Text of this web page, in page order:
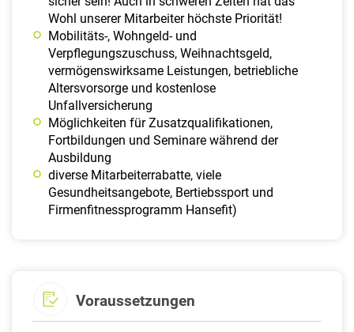
Wohl unserer Mitarbeiter höchste Priorität!
Mobilitäts-, Wohngeld- und
Verpflegungszuschuss, Weihnachtsgeld,
vermögenswirksame Leistungen, betriebliche
Altersvorsorge und kostenlose
Unfallversicherung
Möglichkeiten für Zusatzqualifikationen,
Fortbildungen und Seminare während der
Ausbildung
diverse Mitarbeiterrabatte, viele
Gesundheitsangebote, Bertiebssport und
Firmenfitnessprogramm Hansefit)
Voraussetzungen